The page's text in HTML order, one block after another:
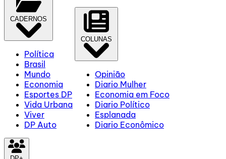
CADERNOS
Política
Brasil
Mundo
Economia
Esportes DP
Vida Urbana
Viver
DP Auto
COLUNAS
Opinião
Diario Mulher
Economia em Foco
Diario Político
Esplanada
Diario Econômico